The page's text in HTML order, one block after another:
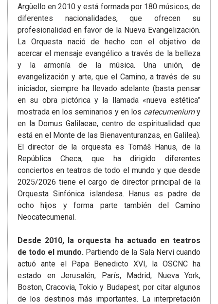
Argüello en 2010 y está formada por 180 músicos, de
diferentes nacionalidades, que ofrecen su
profesionalidad en favor de la Nueva Evangelización.
La Orquesta nació de hecho con el objetivo de
acercar el mensaje evangélico a través de la belleza
y la armonía de la música. Una unión, de
evangelización y arte, que el Camino, a través de su
iniciador, siempre ha llevado adelante (basta pensar
en su obra pictórica y la llamada «nueva estética”
mostrada en los seminarios y en los catecumeniumy
en la Domus Galilaeae, centro de espiritualidad que
está en el Monte de las Bienaventuranzas, en Galilea).
El director de la orquesta es Tomáš Hanus, de la
República Checa, que ha dirigido diferentes
conciertos en teatros de todo el mundo y que desde
2025/2026 tiene el cargo de director principal de la
Orquesta Sinfónica islandesa. Hanus es padre de
ocho hijos y forma parte también del Camino
Neocatecumenal.
Desde 2010, la orquesta ha actuado en teatros
de todo el mundo.Partiendo de la Sala Nervi cuando
actuó ante el Papa Benedicto XVI, la OSCNC ha
estado en Jerusalén, París, Madrid, Nueva York,
Boston, Cracovia, Tokio y Budapest, por citar algunos
de los destinos más importantes. La interpretación